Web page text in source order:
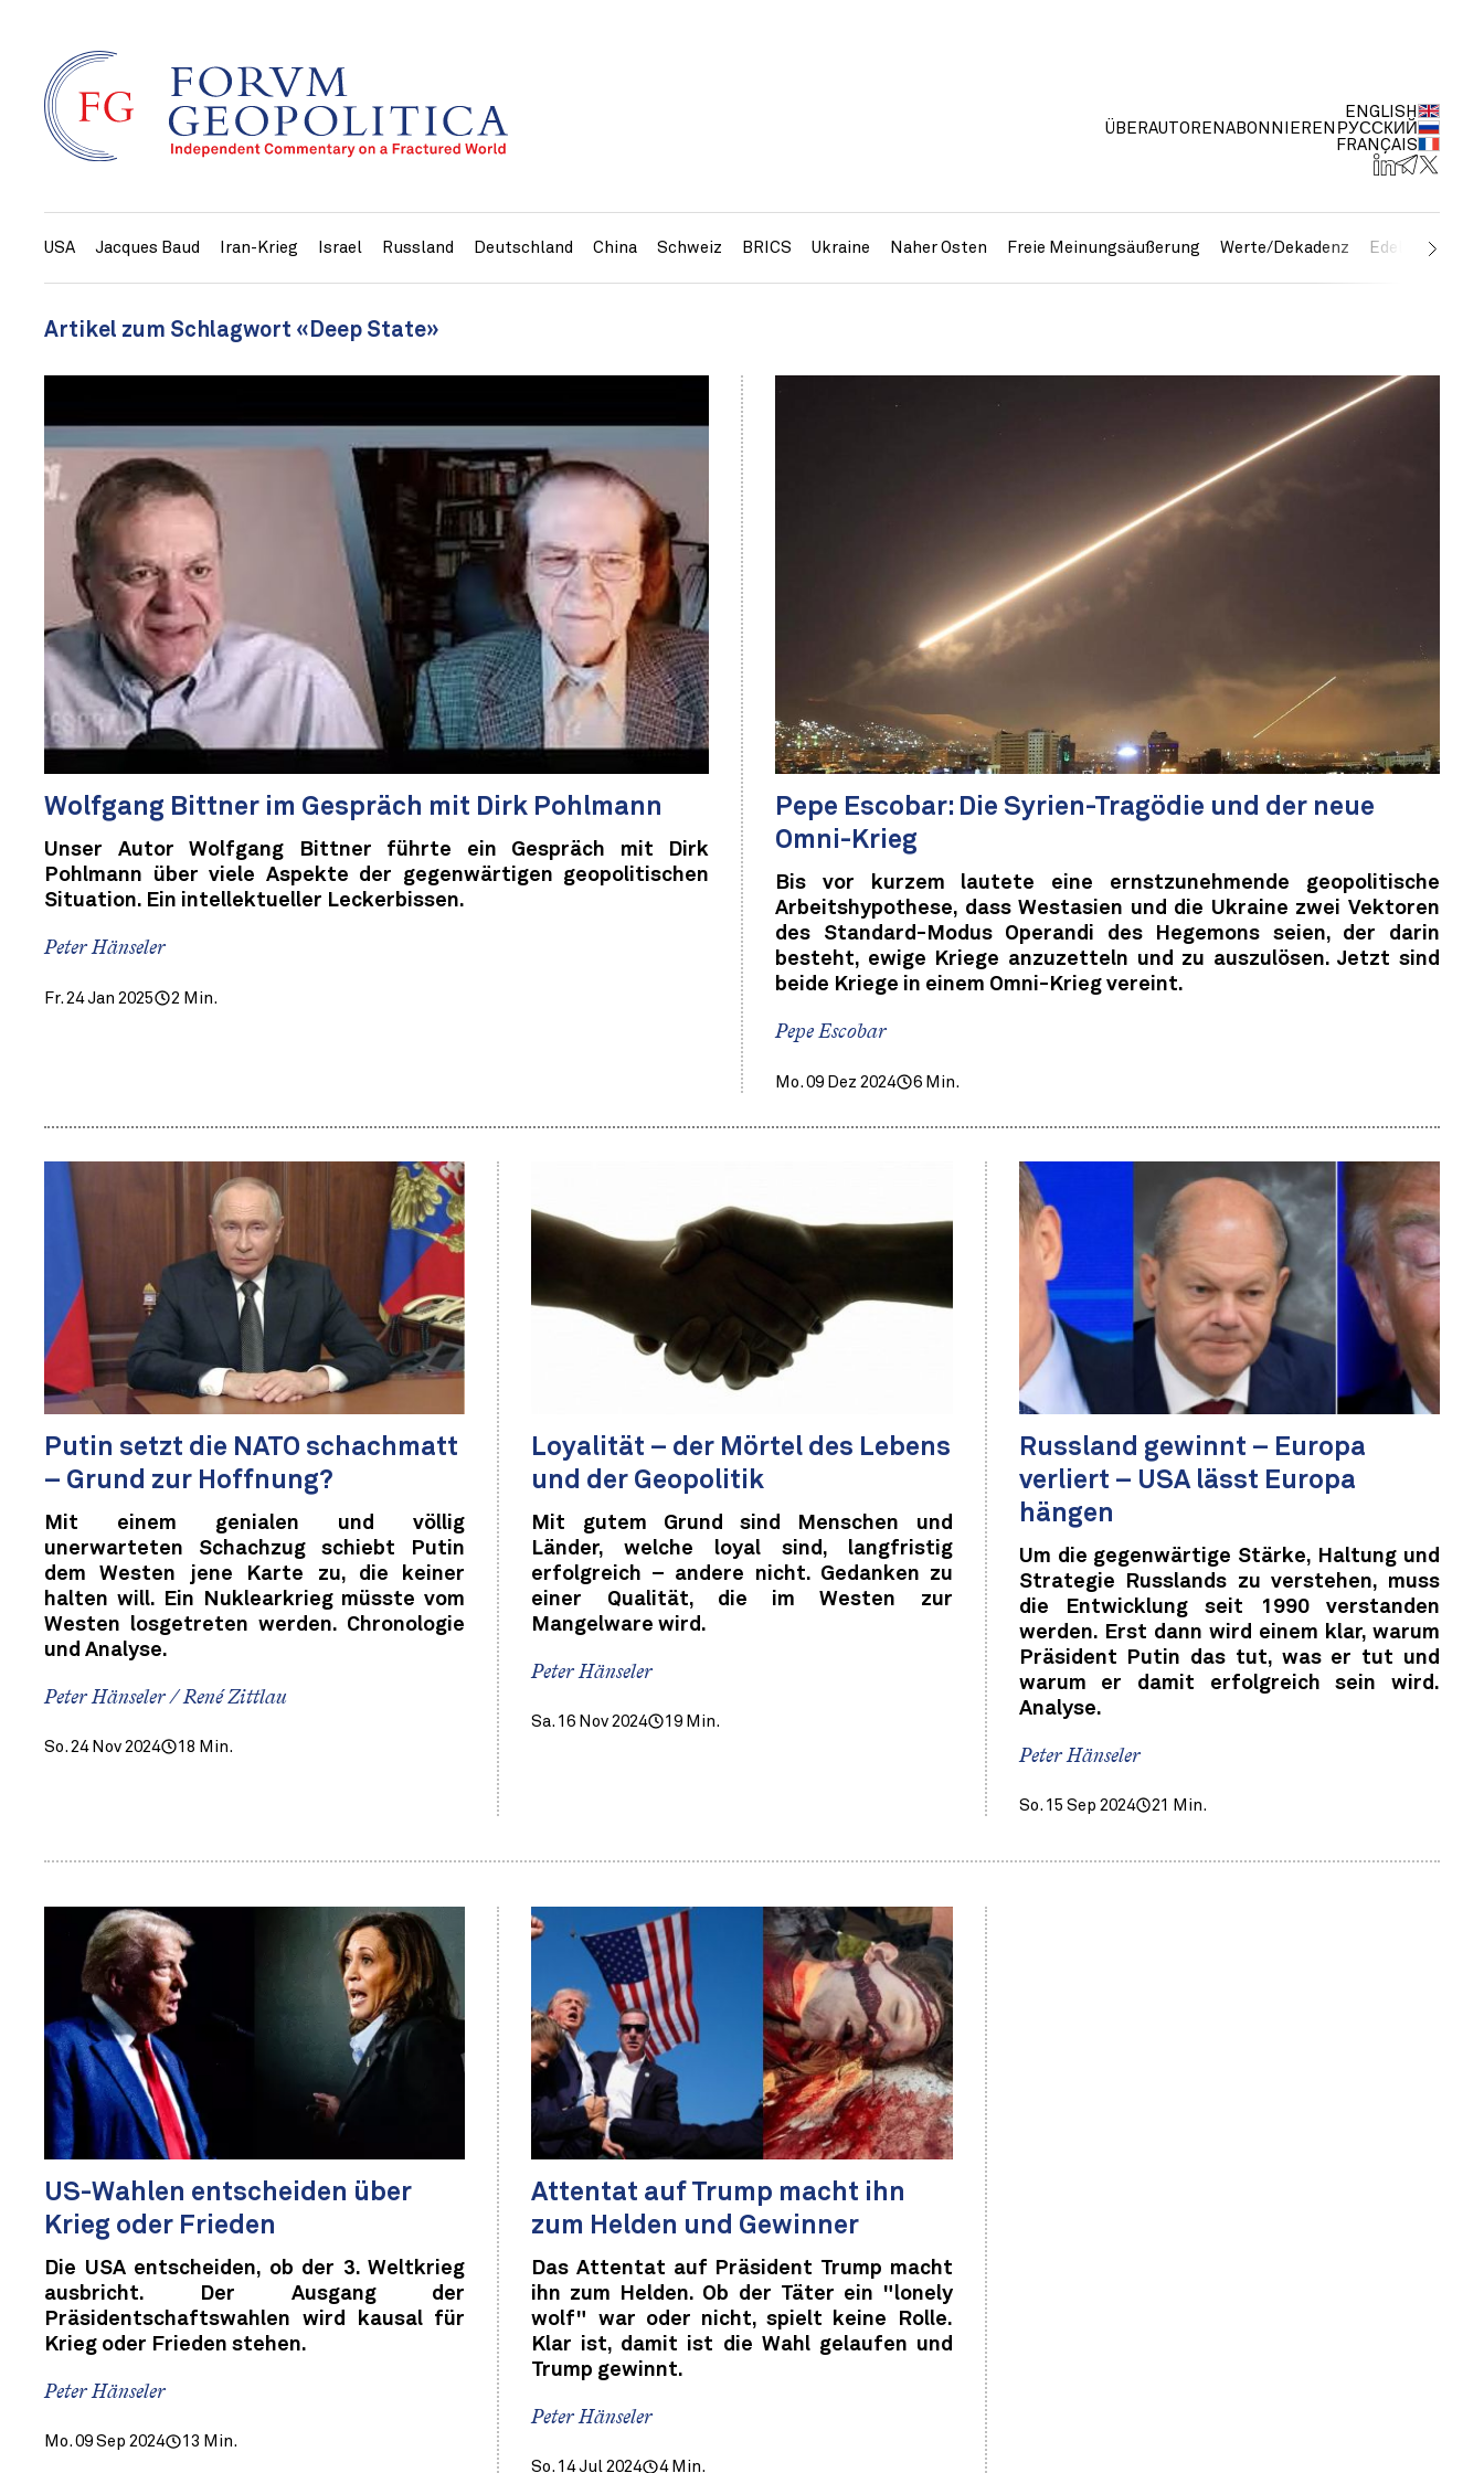
ÜBERAUTOREN ABONNIEREN
ENGLISH
РУССКИЙ
FRANÇAIS
USA Jacques Baud Iran-Krieg Israel Russland Deutschland China Schweiz BRICS Ukraine Naher Osten Freie Meinungsäußerung Werte/Dekadenz Edelmetalle
Artikel zum Schlagwort «Deep State»
Wolfgang Bittner im Gespräch mit Dirk Pohlmann
Unser Autor Wolfgang Bittner führte ein Gespräch mit Dirk
Pohlmann über viele Aspekte der gegenwärtigen geopolitischen
Situation. Ein intellektueller Leckerbissen.
Peter Hänseler
Fr. 24 Jan 2025 2 Min.
Pepe Escobar: Die Syrien-Tragödie und der neue
Omni-Krieg
Bis vor kurzem lautete eine ernstzunehmende geopolitische
Arbeitshypothese, dass Westasien und die Ukraine zwei Vektoren
des Standard-Modus Operandi des Hegemons seien, der darin
besteht, ewige Kriege anzuzetteln und zu auszulösen. Jetzt sind
beide Kriege in einem Omni-Krieg vereint.
Pepe Escobar
Mo. 09 Dez 2024 6 Min.
Putin setzt die NATO schachmatt
– Grund zur Hoffnung?
Mit einem genialen und völlig
unerwarteten Schachzug schiebt Putin
dem Westen jene Karte zu, die keiner
halten will. Ein Nuklearkrieg müsste vom
Westen losgetreten werden. Chronologie
und Analyse.
Peter Hänseler / René Zittlau
So. 24 Nov 2024 18 Min.
Loyalität – der Mörtel des Lebens
und der Geopolitik
Mit gutem Grund sind Menschen und
Länder, welche loyal sind, langfristig
erfolgreich – andere nicht. Gedanken zu
einer Qualität, die im Westen zur
Mangelware wird.
Peter Hänseler
Sa. 16 Nov 2024 19 Min.
Russland gewinnt – Europa
verliert – USA lässt Europa
hängen
Um die gegenwärtige Stärke, Haltung und
Strategie Russlands zu verstehen, muss
die Entwicklung seit 1990 verstanden
werden. Erst dann wird einem klar, warum
Präsident Putin das tut, was er tut und
warum er damit erfolgreich sein wird.
Analyse.
Peter Hänseler
So. 15 Sep 2024 21 Min.
US-Wahlen entscheiden über
Krieg oder Frieden
Die USA entscheiden, ob der 3. Weltkrieg
ausbricht. Der Ausgang der
Präsidentschaftswahlen wird kausal für
Krieg oder Frieden stehen.
Peter Hänseler
Mo. 09 Sep 2024 13 Min.
Attentat auf Trump macht ihn
zum Helden und Gewinner
Das Attentat auf Präsident Trump macht
ihn zum Helden. Ob der Täter ein "lonely
wolf" war oder nicht, spielt keine Rolle.
Klar ist, damit ist die Wahl gelaufen und
Trump gewinnt.
Peter Hänseler
So. 14 Jul 2024 4 Min.